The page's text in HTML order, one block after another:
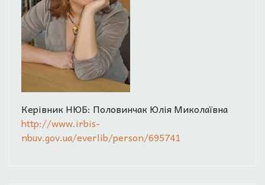
Керівник НЮБ: Половинчак Юлія Миколаївна
http://www.irbis-
nbuv.gov.ua/everlib/person/695741